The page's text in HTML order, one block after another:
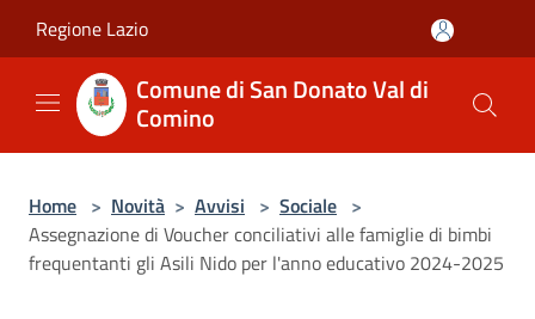
Regione Lazio
Comune di San Donato Val di
Comino
Home > Novità > Avvisi > Sociale >
Assegnazione di Voucher conciliativi alle famiglie di bimbi
frequentanti gli Asili Nido per l'anno educativo 2024-2025